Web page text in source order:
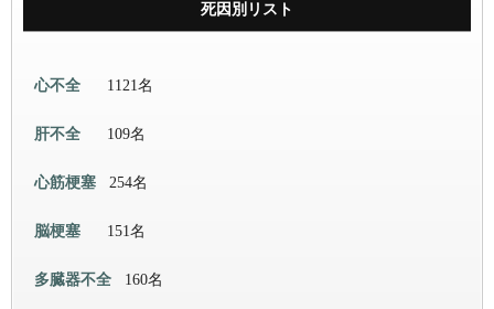
死因別リスト
心不全 1121名
肝不全 109名
心筋梗塞 254名
脳梗塞 151名
多臓器不全 160名